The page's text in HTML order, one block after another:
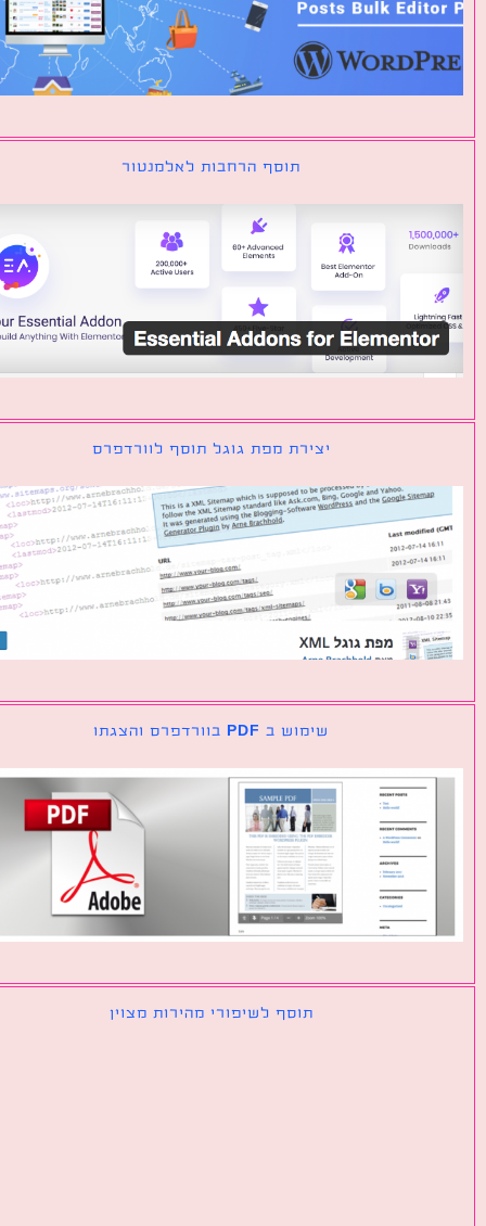
תוסף הרחבות לאלמנטור
יצירת מפת גוגל תוסף לוורדפרס
שימוש ב PDF בוורדפרס והצגתו
תוסף לשיפורי מהירות מצוין